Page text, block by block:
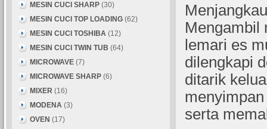
Mengambil
lemari es
dilengkapi
ditarik
serta
MESIN CUCI SHARP (30)
MESIN CUCI TOP LOADING (62)
MESIN CUCI TOSHIBA (12)
MESIN CUCI TWIN TUB (64)
MICROWAVE (7)
MICROWAVE SHARP (6)
MIXER (16)
MODENA (3)
OVEN (17)